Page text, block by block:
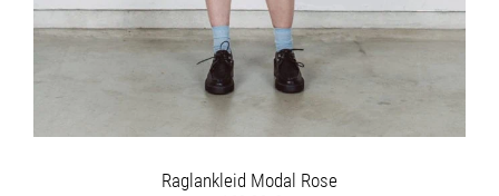
Raglankleid Modal Rose